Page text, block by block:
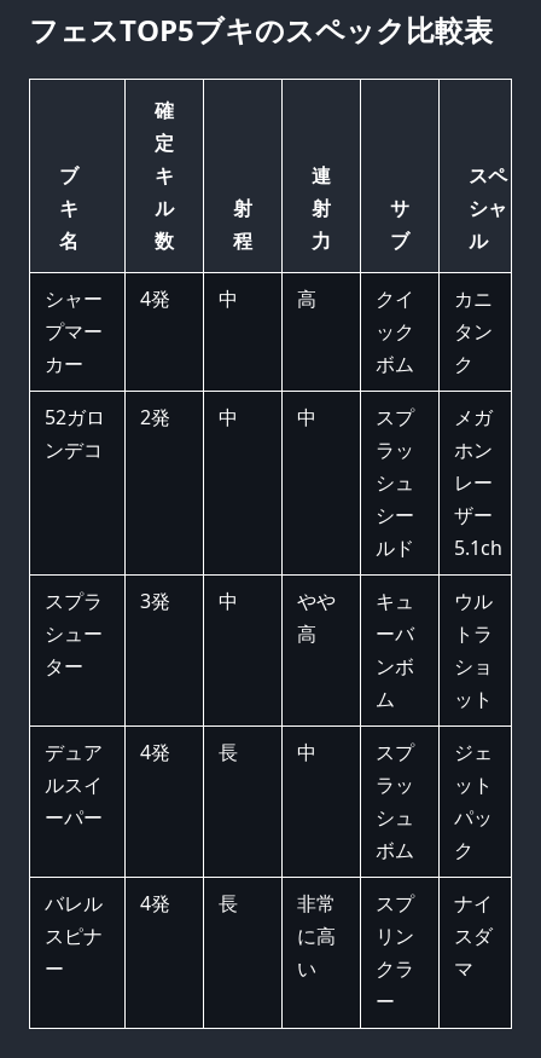
フェスTOP5ブキのスペック比較表
ブ
キ
名
確
定
キ
ル
数
射
程
連
射
力
サ
ブ
スペ
シャ
ル
シャー
プマー
カー
4発 中 高
クイ
ック
ボム
カニ
タン
ク
52ガロ
ンデコ
2発 中 中
スプ
ラッ
シュ
シー
ルド
メガ
ホン
レー
ザー
5.1ch
スプラ
シュー
ター
3発 中
やや
高
キュ
ーバ
ンボ
ム
ウル
トラ
ショ
ット
デュア
ルスイ
ーパー
4発 長 中
スプ
ラッ
シュ
ボム
ジェ
ット
パッ
ク
バレル
スピナ
ー
4発 長
非常
に高
い
スプ
リン
クラ
ー
ナイ
スダ
マ